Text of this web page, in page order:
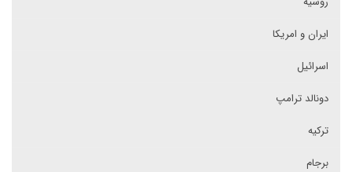
ایران و امریکا
اسرائیل
دونالد ترامپ
ترکیه
برجام